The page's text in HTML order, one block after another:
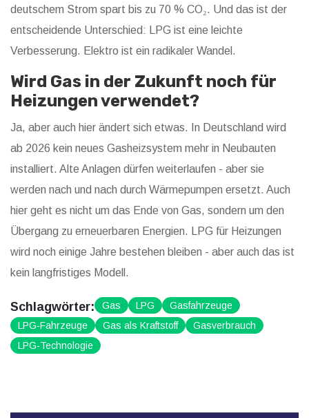
deutschem Strom spart bis zu 70 % CO₂. Und das ist der
entscheidende Unterschied: LPG ist eine leichte
Verbesserung. Elektro ist ein radikaler Wandel.
Wird Gas in der Zukunft noch für
Heizungen verwendet?
Ja, aber auch hier ändert sich etwas. In Deutschland wird
ab 2026 kein neues Gasheizsystem mehr in Neubauten
installiert. Alte Anlagen dürfen weiterlaufen - aber sie
werden nach und nach durch Wärmepumpen ersetzt. Auch
hier geht es nicht um das Ende von Gas, sondern um den
Übergang zu erneuerbaren Energien. LPG für Heizungen
wird noch einige Jahre bestehen bleiben - aber auch das ist
kein langfristiges Modell.
Schlagwörter: Gas LPG
Gasfahrzeuge
LPG-Fahrzeuge
Gas als Kraftstoff
Gasverbrauch
LPG-Technologie